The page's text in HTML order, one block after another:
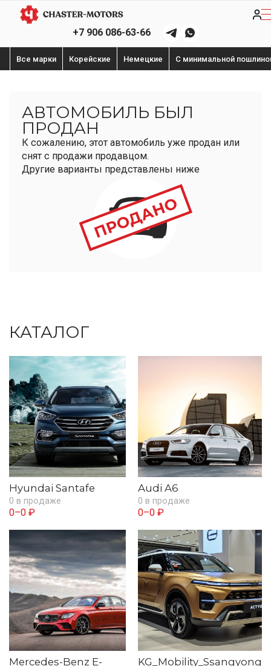
+7 906 086-63-66
Все марки Корейские Немецкие С минимальной
АВТОМОБИЛЬ БЫЛ
ПРОДАН
К сожалению, этот автомобиль уже продан или
снят с продажи продавцом.
Другие варианты представлены ниже
КАТАЛОГ
Hyundai Santafe
0 в продаже
0–0 ₽
Audi A6
0 в продаже
0–0 ₽
Mercedes-Benz E-
KG_Mobility_Ssangyong